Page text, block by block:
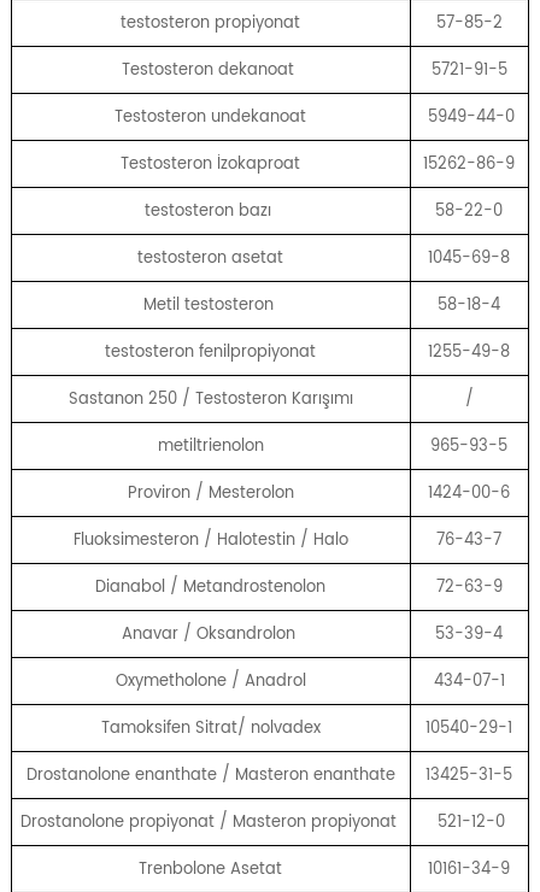
testosteron propiyonat
57-85-2
Testosteron dekanoat
5721-91-5
Testosteron undekanoat
5949-44-0
Testosteron İzokaproat
15262-86-9
testosteron bazı
58-22-0
testosteron asetat
1045-69-8
Metil testosteron
58-18-4
testosteron fenilpropiyonat
1255-49-8
Sastanon 250 / Testosteron Karışımı
/
metiltrienolon
965-93-5
Proviron / Mesterolon
1424-00-6
Fluoksimesteron / Halotestin / Halo
76-43-7
Dianabol / Metandrostenolon
72-63-9
Anavar / Oksandrolon
53-39-4
Oxymetholone / Anadrol
434-07-1
Tamoksifen Sitrat/ nolvadex
10540-29-1
Drostanolone enanthate / Masteron enanthate
13425-31-5
Drostanolone propiyonat / Masteron propiyonat
521-12-0
Trenbolone Asetat
10161-34-9